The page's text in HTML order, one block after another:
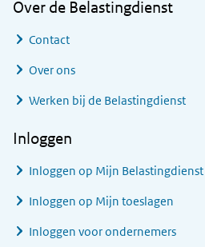
Over de Belastingdienst
Contact
Over ons
Werken bij de Belastingdienst
Inloggen
Inloggen op Mijn Belastingdienst
Inloggen op Mijn toeslagen
Inloggen voor ondernemers